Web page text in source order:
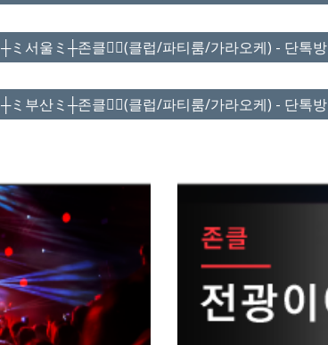
┼ミ서울ミ┼존클❤️‍🔥(클럽/파티룸/가라오케) - 단톡방
┼ミ부산ミ┼존클❤️‍🔥(클럽/파티룸/가라오케) - 단톡방